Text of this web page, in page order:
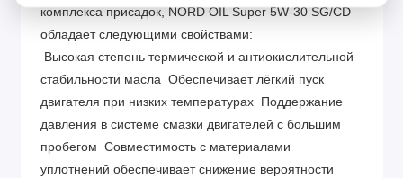
комплекса присадок, NORD OIL Super 5W-30 SG/CD
обладает следующими свойствами:
Высокая степень термической и антиокислительной
стабильности масла Обеспечивает лёгкий пуск
двигателя при низких температурах Поддержание
давления в системе смазки двигателей с большим
пробегом Совместимость с материалами
уплотнений обеспечивает снижение вероятности